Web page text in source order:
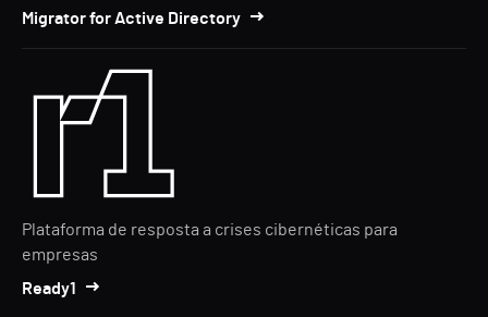
Migrator for Active Directory
Plataforma de resposta a crises cibernéticas para
empresas
Ready1